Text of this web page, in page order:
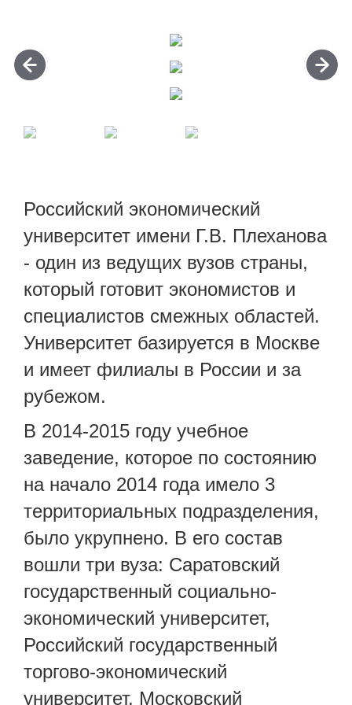
Российский экономический
университет имени Г.В. Плеханова
- один из ведущих вузов страны,
который готовит экономистов и
специалистов смежных областей.
Университет базируется в Москве
и имеет филиалы в России и за
рубежом.
В 2014-2015 году учебное
заведение, которое по состоянию
на начало 2014 года имело 3
территориальных подразделения,
было укрупнено. В его состав
вошли три вуза: Саратовский
государственный социально-
экономический университет,
Российский государственный
торгово-экономический
университет, Московский